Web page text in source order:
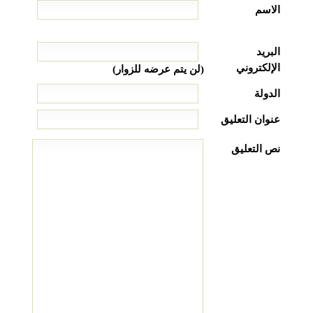
الاسم
البريد
الإلكتروني
(لن يتم عرضه للزوار)
الدولة
عنوان التعليق
نص التعليق